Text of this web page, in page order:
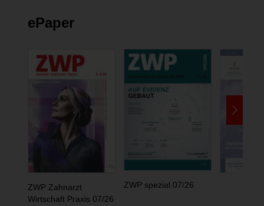
ePaper
ZWP Zahnarzt
Wirtschaft Praxis 07/26
ZWP spezial 07/26